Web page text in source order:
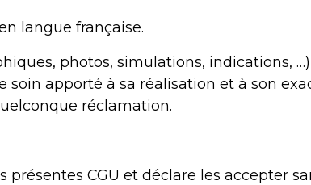
langue française.
photos, simulations, indications,
apporté à sa réalisation et à son
réclamation.
CGU et déclare les accepter